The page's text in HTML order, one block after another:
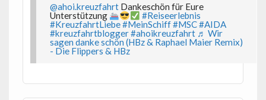
@ahoi.kreuzfahrt Dankeschön für Eure
Unterstützung
#Reiseerlebnis
#KreuzfahrtLiebe#MeinSchiff#MSC#AIDA
#kreuzfahrtblogger#ahoikreuzfahrt ♬ Wir
sagen danke schön (HBz & Raphael Maier Remix)
- Die Flippers & HBz